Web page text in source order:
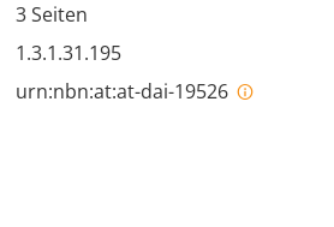
3 Seiten
1.3.1.31.195
urn:nbn:at:at-dai-19526